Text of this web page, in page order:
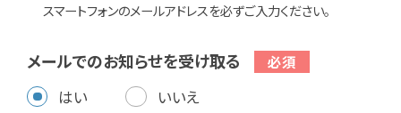
スマートフォンのメールアドレスを必ずご入力ください。
メールでのお知らせを受け取る
はい いいえ